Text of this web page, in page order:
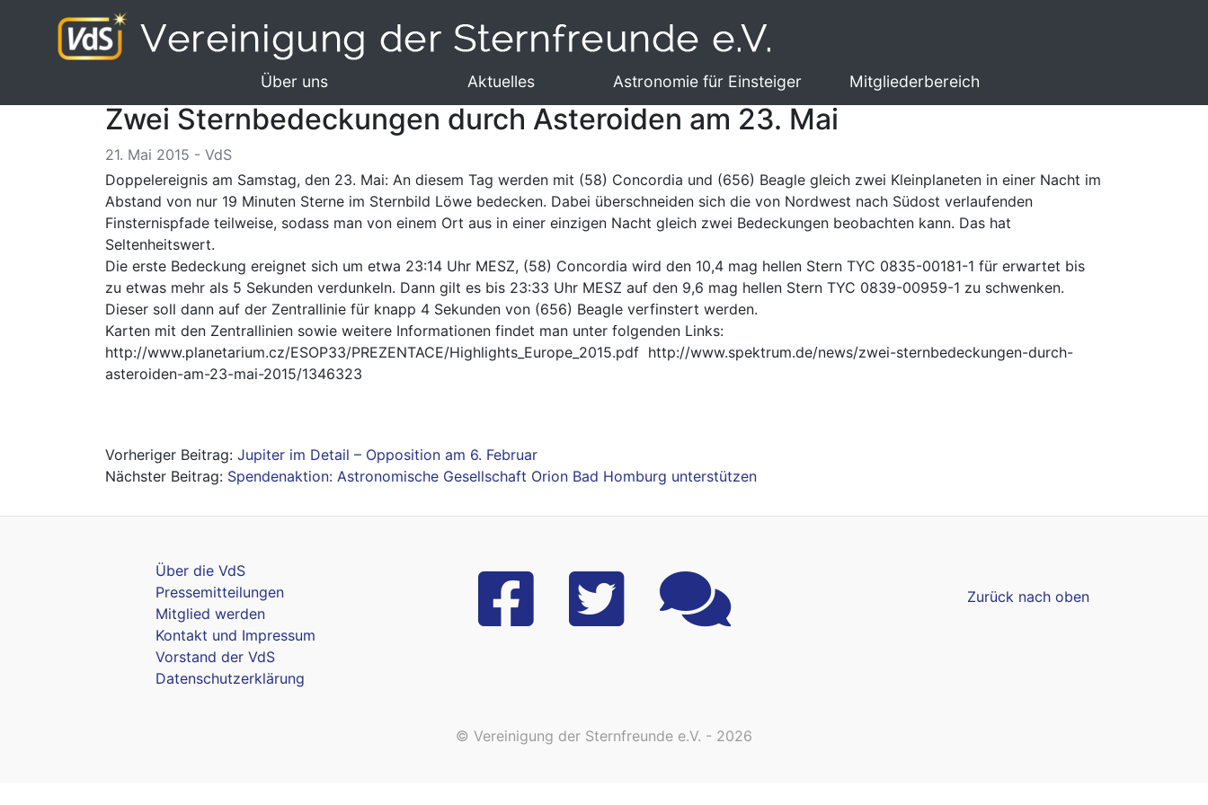
Über uns Aktuelles Astronomie für Einsteiger Mitgliederbereich
Zwei Sternbedeckungen durch Asteroiden am 23. Mai
21. Mai 2015 - VdS
Doppelereignis am Samstag, den 23. Mai: An diesem Tag werden mit (58) Concordia und (656) Beagle gleich zwei Kleinplaneten in einer Nacht im
Abstand von nur 19 Minuten Sterne im Sternbild Löwe bedecken. Dabei überschneiden sich die von Nordwest nach Südost verlaufenden
Finsternispfade teilweise, sodass man von einem Ort aus in einer einzigen Nacht gleich zwei Bedeckungen beobachten kann. Das hat
Seltenheitswert.
Die erste Bedeckung ereignet sich um etwa 23:14 Uhr MESZ, (58) Concordia wird den 10,4 mag hellen Stern TYC 0835-00181-1 für erwartet bis
zu etwas mehr als 5 Sekunden verdunkeln. Dann gilt es bis 23:33 Uhr MESZ auf den 9,6 mag hellen Stern TYC 0839-00959-1 zu schwenken.
Dieser soll dann auf der Zentrallinie für knapp 4 Sekunden von (656) Beagle verfinstert werden.
Karten mit den Zentrallinien sowie weitere Informationen findet man unter folgenden Links:
http://www.planetarium.cz/ESOP33/PREZENTACE/Highlights_Europe_2015.pdf http://www.spektrum.de/news/zwei-sternbedeckungen-durch-
asteroiden-am-23-mai-2015/1346323
BeitragsnavigationJupiter im Detail – Opposition am 6. Februar
Spendenaktion: Astronomische Gesellschaft Orion Bad Homburg unterstützen
Über die VdS
Pressemitteilungen
Mitglied werden
Kontakt und Impressum
Vorstand der VdS
Datenschutzerklärung
Zurück nach oben
© Vereinigung der Sternfreunde e.V. - 2026